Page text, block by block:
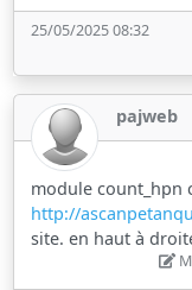
25/05/2025 08:32
pajweb
module count_hpn
http://
site. en haut à